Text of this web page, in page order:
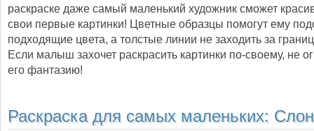
раскраске даже самый маленький художник сможет
свои первые картинки! Цветные образцы помогут ему
подходящие цвета, а толстые линии не заходить за
Если малыш захочет раскрасить картинки по-своему, не
его фантазию!
Раскраска для самых маленьких: